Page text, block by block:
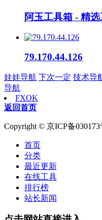
阿玉工具箱 - 精
79.170.44.126
娃娃导航 下次一定 技术导
导航
FXOK
返回首页
Copyright © 京ICP备030173
首页
分类
最近更新
在线工具
排行榜
站长新闻